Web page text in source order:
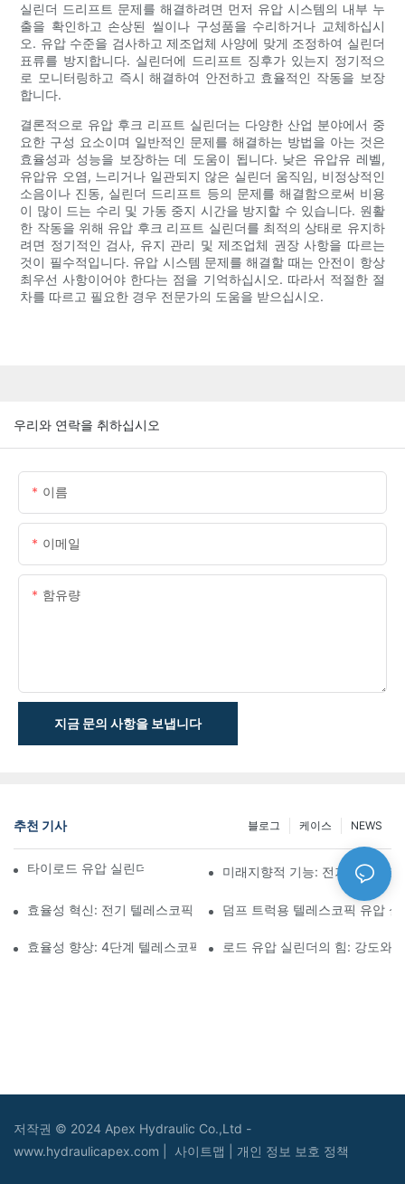
실린더 드리프트 문제를 해결하려면 먼저 유압 시스템의 내부 누
출을 확인하고 손상된 씰이나 구성품을 수리하거나 교체하십시
오. 유압 수준을 검사하고 제조업체 사양에 맞게 조정하여 실린더
표류를 방지합니다. 실린더에 드리프트 징후가 있는지 정기적으
로 모니터링하고 즉시 해결하여 안전하고 효율적인 작동을 보장
합니다.
결론적으로 유압 후크 리프트 실린더는 다양한 산업 분야에서 중
요한 구성 요소이며 일반적인 문제를 해결하는 방법을 아는 것은
효율성과 성능을 보장하는 데 도움이 됩니다. 낮은 유압유 레벨,
유압유 오염, 느리거나 일관되지 않은 실린더 움직임, 비정상적인
소음이나 진동, 실린더 드리프트 등의 문제를 해결함으로써 비용
이 많이 드는 수리 및 가동 중지 시간을 방지할 수 있습니다. 원활
한 작동을 위해 유압 후크 리프트 실린더를 최적의 상태로 유지하
려면 정기적인 검사, 유지 관리 및 제조업체 권장 사항을 따르는
것이 필수적입니다. 유압 시스템 문제를 해결할 때는 안전이 항상
최우선 사항이어야 한다는 점을 기억하십시오. 따라서 적절한 절
차를 따르고 필요한 경우 전문가의 도움을 받으십시오.
우리와 연락을 취하십시오
이름
이메일
함유량
지금 문의 사항을 보냅니다
추천 기사 NEWS
케이스
블로그
타이로드 유압 실린더의 기능과 중요성 이해미래지향적 기능: 전기 텔레스
효율성 혁신: 전기 텔레스코픽 실린더덤프 트럭용 텔레스코픽 유압
효율성 향상: 4단계 텔레스코픽 유압 실린더의 장점
로드 유압 실린더의 힘: 강도와
저작권 © 2024 Apex Hydraulic Co.,Ltd -
www.hydraulicapex.com | 사이트맵 개인 정보 보호 정책